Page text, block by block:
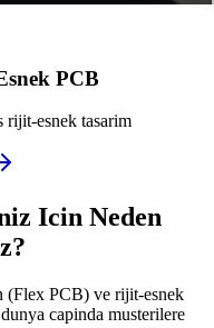
PCB
rijit-esnek tasarim
Icin Neden
(Flex PCB) ve rijit-esnek
capinda musterilere